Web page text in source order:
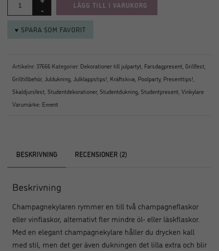
LÄGG TILL I VARUKORG
♥ SPARA SOM FAVORIT
Artikelnr: 37666 Kategorier: Dekorationer till julpartyt Farsdagpresent Grillfest
Grilltillbehör, Juldukning Julklappstips! Kräftskiva Poolparty, Presenttips!
Skaldjursfest Studentdekorationer, Studentdukning Studentpresent Vinkylare
Varumärke: Exxent
BESKRIVNING RECENSIONER (2)
Beskrivning
Champagnekylaren rymmer en till två champagneflaskor
eller vinflaskor, alternativt fler mindre öl- eller läskflaskor.
Med en elegant champagnekylare håller du drycken kall
med stil, men det ger även dukningen det lilla extra och blir